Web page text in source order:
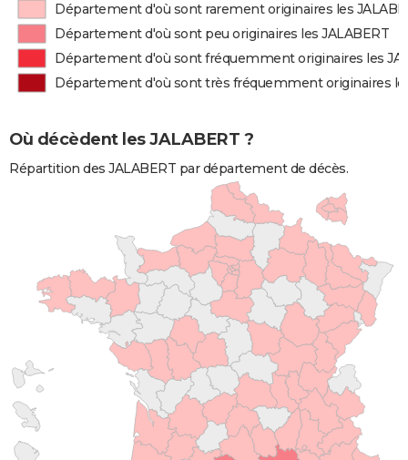
Département d'où sont rarement originaires les
Département d'où sont peu originaires les JALABERT
Département d'où sont fréquemment originaires les
Département d'où sont très fréquemment originaires
Où décèdent les JALABERT ?
Répartition des JALABERT par département de décès.